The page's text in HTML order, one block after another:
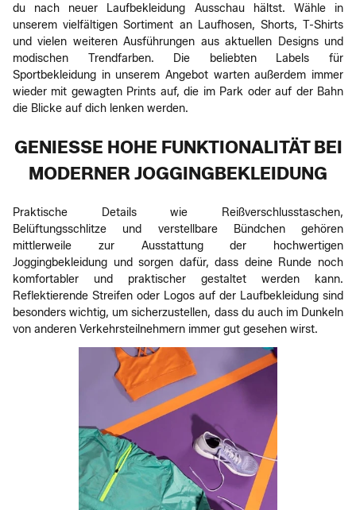
du nach neuer Laufbekleidung Ausschau hältst. Wähle in
unserem vielfältigen Sortiment an Laufhosen, Shorts, T-Shirts
und vielen weiteren Ausführungen aus aktuellen Designs und
modischen Trendfarben. Die beliebten Labels für
Sportbekleidung in unserem Angebot warten außerdem immer
wieder mit gewagten Prints auf, die im Park oder auf der Bahn
die Blicke auf dich lenken werden.
GENIESSE HOHE FUNKTIONALITÄT BEI M
ODERNER JOGGINGBEKLEIDUNG
Praktische Details wie Reißverschlusstaschen,
Belüftungsschlitze und verstellbare Bündchen gehören
mittlerweile zur Ausstattung der hochwertigen
Joggingbekleidung und sorgen dafür, dass deine Runde noch
komfortabler und praktischer gestaltet werden kann.
Reflektierende Streifen oder Logos auf der Laufbekleidung sind
besonders wichtig, um sicherzustellen, dass du auch im Dunkeln
von anderen Verkehrsteilnehmern immer gut gesehen wirst.